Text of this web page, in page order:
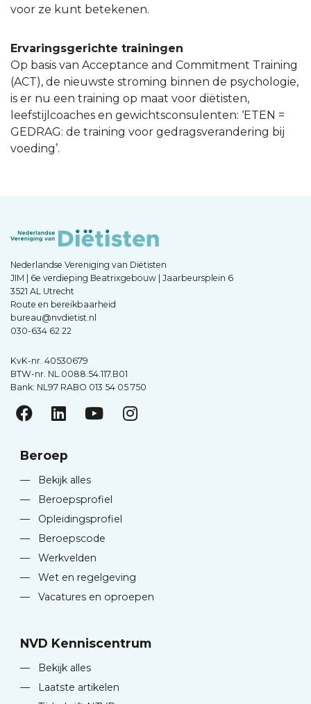
voor ze kunt betekenen.
Ervaringsgerichte trainingen
Op basis van Acceptance and Commitment Training
(ACT), de nieuwste stroming binnen de psychologie,
is er nu een training op maat voor diëtisten,
leefstijlcoaches en gewichtsconsulenten: ‘ETEN =
GEDRAG: de training voor gedragsverandering bij
voeding’.
Nederlandse Vereniging van Diëtisten
JIM | 6e verdieping Beatrixgebouw | Jaarbeursplein 6
3521 AL Utrecht
Route en bereikbaarheid
bureau@nvdietist.nl
030-634 62 22
KvK-nr. 40530679
BTW-nr. NL.0088.54.117.B01
Bank: NL97 RABO 013 54 05 750
Beroep
—
Bekijk alles
—
Beroepsprofiel
—
Opleidingsprofiel
—
Beroepscode
—
Werkvelden
—
Wet en regelgeving
—
Vacatures en oproepen
NVD Kenniscentrum
—
Bekijk alles
—
Laatste artikelen